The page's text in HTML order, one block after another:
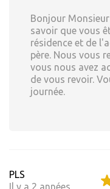
Bonjour
savoir que vous
résidence et de
père. Nous vous
vous nous avez
de vous revoir.
journée.
PLS
Il y a 2 années